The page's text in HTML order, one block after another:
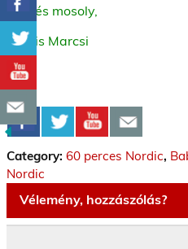
Üdv és mosoly,
Kocsis Marcsi
Category: 60 perces Nordic,
Nordic
Vélemény, hozzászólás?